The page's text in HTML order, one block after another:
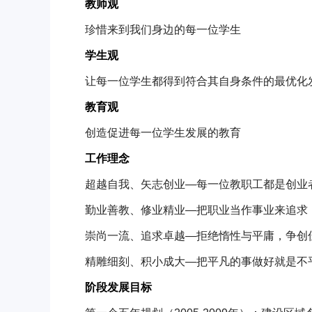
教师观
珍惜来到我们身边的每一位学生
学生观
让每一位学生都得到符合其自身条件的最优化
教育观
创造促进每一位学生发展的教育
工作理念
超越自我、矢志创业—每一位教职工都是创业
勤业善教、修业精业—把职业当作事业来追求
崇尚一流、追求卓越—拒绝惰性与平庸，争创
精雕细刻、积小成大—把平凡的事做好就是不
阶段发展目标